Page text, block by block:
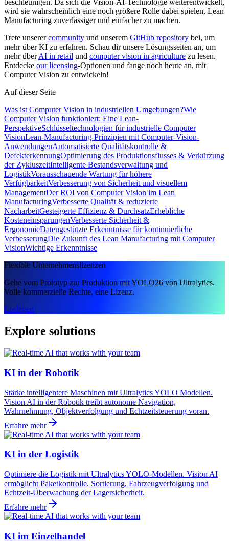
beschleunigen. Da sich die Vision-AI-Technologie weiterentwickelt,
wird sie wahrscheinlich eine noch größere Rolle dabei spielen, Lean
Manufacturing zuverlässiger und einfacher zu machen.
Trete unserercommunity und unserem GitHub repository bei, um
mehr über KI zu erfahren. Schau dir unsere Lösungsseiten an, um
mehr überAI in retail und computer vision in agriculture zu lesen.
Entdecke our licensing-Optionen und fange noch heute an, mit
Computer Vision zu entwickeln!
Auf dieser Seite
Was ist Computer Vision in industriellen Umgebungen?Wie
Computer Vision funktioniert: Eine Lean-
PerspektiveSchlüsseltechnologien für industrielle Computer
VisionLean-Manufacturing-Prinzipien mit Computer-Vision-
AnwendungenAutomatisierte Qualitätskontrolle &
DefekterkennungOptimierung des Produktionsflusses & Verkürzung
der ZykluszeitIntelligente Bestandsverwaltung und
LogistikVorausschauende Wartung für höhere
VerfügbarkeitVerbesserung von Sicherheit und visuellem
ManagementDer ROI von Computer Vision im Lean
ManufacturingVerbesserte Qualität & reduzierte
NacharbeitGesteigerte Effizienz & DurchsatzErhebliche
KosteneinsparungenVerbesserte Sicherheit &
ErgonomieDatengestützte Erkenntnisse für kontinuierliche
VerbesserungDie Zukunft des Lean Manufacturing mit Computer
VisionWichtige Erkenntnisse
Flexible Unternehmenslizenzen
Gehe vom Prototyp zur Produktion mit YOLO26 von Ultralytics.
Volle kommerzielle Rechte, eine Lizenz.
Loslegen
Explore solutions
KI in der Robotik
Stärke intelligentere Maschinen mit Ultralytics YOLO Modellen.
Vision AI in der Robotik treibt autonome Navigation,
Wahrnehmung, Objektverfolgung und Echtzeitsteuerung voran.
Erfahre mehr
KI in der Logistik
Optimiere die Logistik mit Ultralytics YOLO-Modellen. Vision AI
ermöglicht Paketkontrolle, Sortierung, Fahrzeugverfolgung und
Echtzeit-Überwachung der Lagersicherheit.
Erfahre mehr
KI im Einzelhandel